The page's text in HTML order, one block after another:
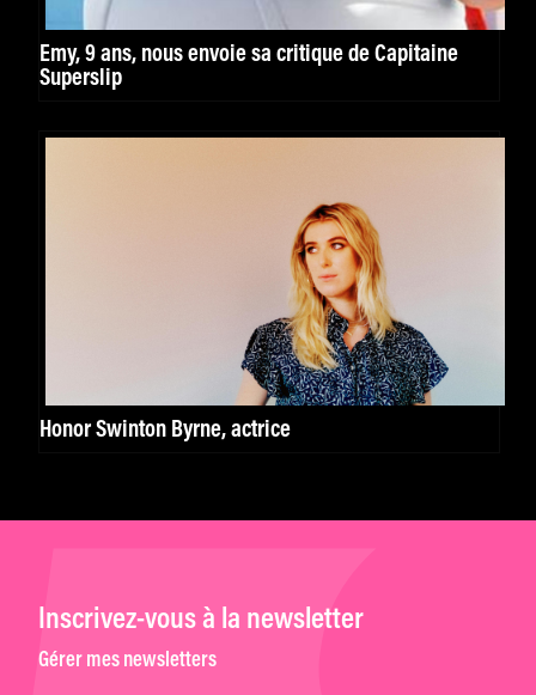
Emy, 9 ans, nous envoie sa critique de Capitaine
Superslip
Honor Swinton Byrne, actrice
Inscrivez-vous à la newsletter
Gérer mes newsletters